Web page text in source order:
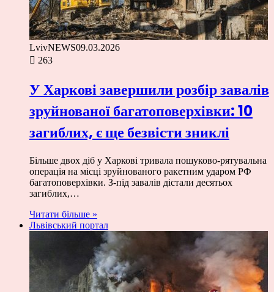
LvivNEWS09.03.2026
263
У Харкові завершили розбір завалів
зруйнованої багатоповерхівки: 10
загиблих, є ще безвісти зниклі
Більше двох діб у Харкові тривала пошуково-рятувальна
операція на місці зруйнованого ракетним ударом РФ
багатоповерхівки. З-під завалів дістали десятьох
загиблих,…
Читати більше »
Львівський портал